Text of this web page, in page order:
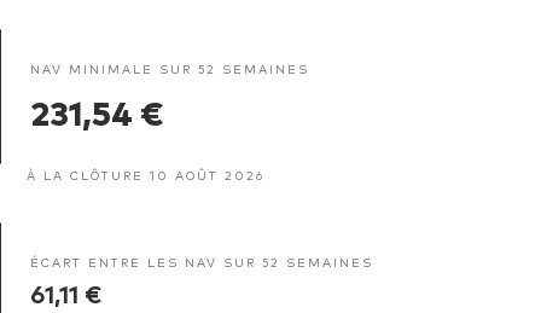
NAV MINIMALE SUR 52 SEMAINES
231,54 €
À LA CLÔTURE 10 AOÛT 2026
ÉCART ENTRE LES NAV SUR 52 SEMAINES
61,11 €